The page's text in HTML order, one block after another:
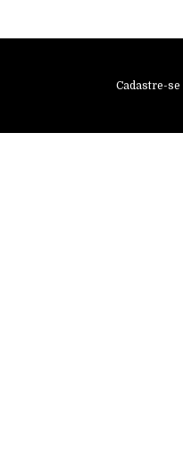
Cadastre-